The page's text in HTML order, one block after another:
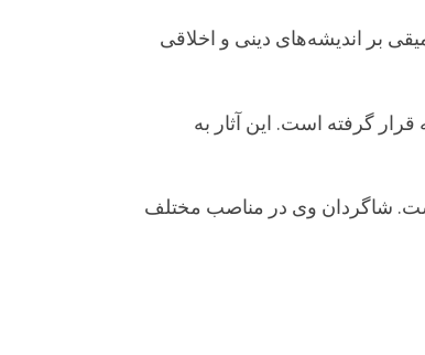
بر اندیشه‌های دینی و اخلاقی
گرفته است. این آثار به
است. شاگردان وی در مناصب مختلف